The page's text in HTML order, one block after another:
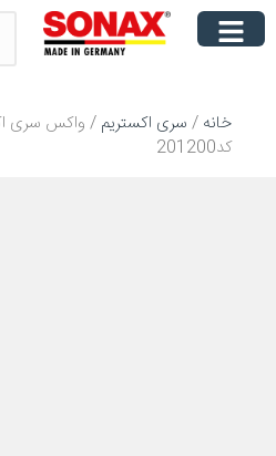
خانه / سری اکستریم
کد201200